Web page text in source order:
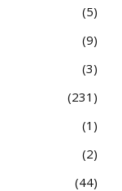
5
9
3
231
1
2
44